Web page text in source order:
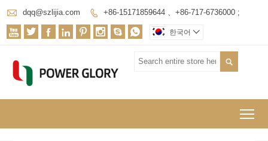
 dqq@szlijia.com  +86-15171859644 、+86-717-6736000 ;
        한국어 
